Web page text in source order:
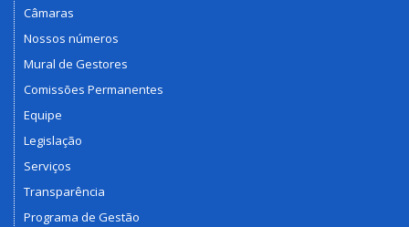
Câmaras
Nossos números
Mural de Gestores
Comissões Permanentes
Equipe
Legislação
Serviços
Transparência
Programa de Gestão